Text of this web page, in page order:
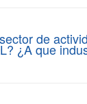
de
¿A que